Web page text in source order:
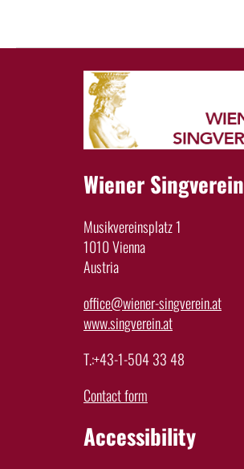
Wiener Singverein
Musikvereinsplatz 1
1010 Vienna
Austria
office@wiener-singverein.at
www.singverein.at
T.:+43-1-504 33 48
Contact form
Accessibility